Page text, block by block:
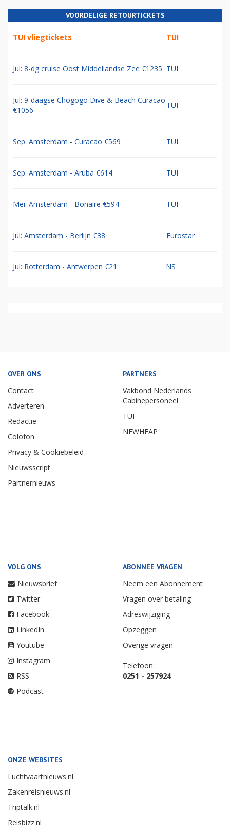
VOORDELIGE RETOURTICKETS
TUI vliegtickets TUI
Jul: 8-dg cruise Oost Middellandse Zee €1235 TUI
Jul: 9-daagse Chogogo Dive & Beach Curacao
€1056
TUI
Sep: Amsterdam - Curacao €569 TUI
Sep: Amsterdam - Aruba €614 TUI
Mei: Amsterdam - Bonaire €594 TUI
Jul: Amsterdam - Berlijn €38 Eurostar
Jul: Rotterdam - Antwerpen €21 NS
OVER ONS
Contact
Adverteren
Redactie
Colofon
Privacy & Cookiebeleid
Nieuwsscript
Partnernieuws
PARTNERS
Vakbond Nederlands
Cabinepersoneel
TUI
NEWHEAP
VOLG ONS
Nieuwsbrief
Twitter
Facebook
LinkedIn
Youtube
Instagram
RSS
Podcast
ABONNEE VRAGEN
Neem een Abonnement
Vragen over betaling
Adreswijziging
Opzeggen
Overige vragen
Telefoon:
0251 - 257924
ONZE WEBSITES
Luchtvaartnieuws.nl
Zakenreisnieuws.nl
Triptalk.nl
Reisbizz.nl